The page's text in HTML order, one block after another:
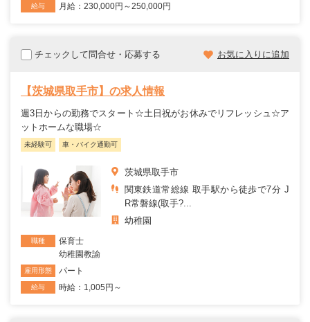
給与 月給：230,000円～250,000円
チェックして問合せ・応募する お気に入りに追加
【茨城県取手市】の求人情報
週3日からの勤務でスタート☆土日祝がお休みでリフレッシュ☆ア
ットホームな職場☆
未経験可 車・バイク通勤可
茨城県取手市
関東鉄道常総線 取手駅から徒歩で7分 J
R常磐線(取手?...
幼稚園
職種
保育士
幼稚園教諭
雇用形態 パート
給与 時給：1,005円～